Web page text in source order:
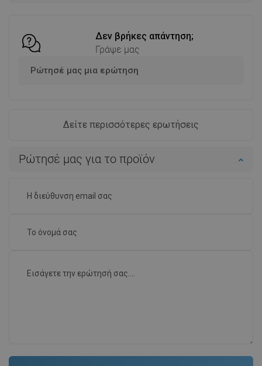
Δεν βρήκες απάντηση;
Γράψε μας
Ρώτησέ μας μια ερώτηση
Δείτε περισσότερες ερωτήσεις
Ρώτησέ μας για το προϊόν